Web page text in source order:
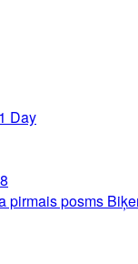
Day
pirmais posms